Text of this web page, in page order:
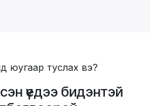
юугаар туслах вэ?
үедээ бидэнтэй